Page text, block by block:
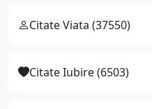
Citate Viata (37550)
Citate Iubire (6503)